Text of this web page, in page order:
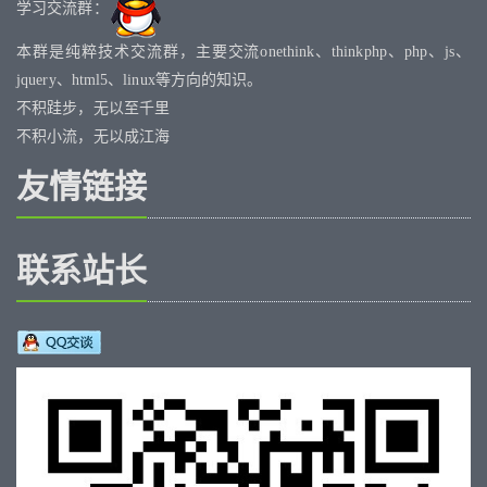
学习交流群：
本群是纯粹技术交流群，主要交流onethink、thinkphp、php、js、
jquery、html5、linux等方向的知识。
不积跬步，无以至千里
不积小流，无以成江海
友情链接
联系站长